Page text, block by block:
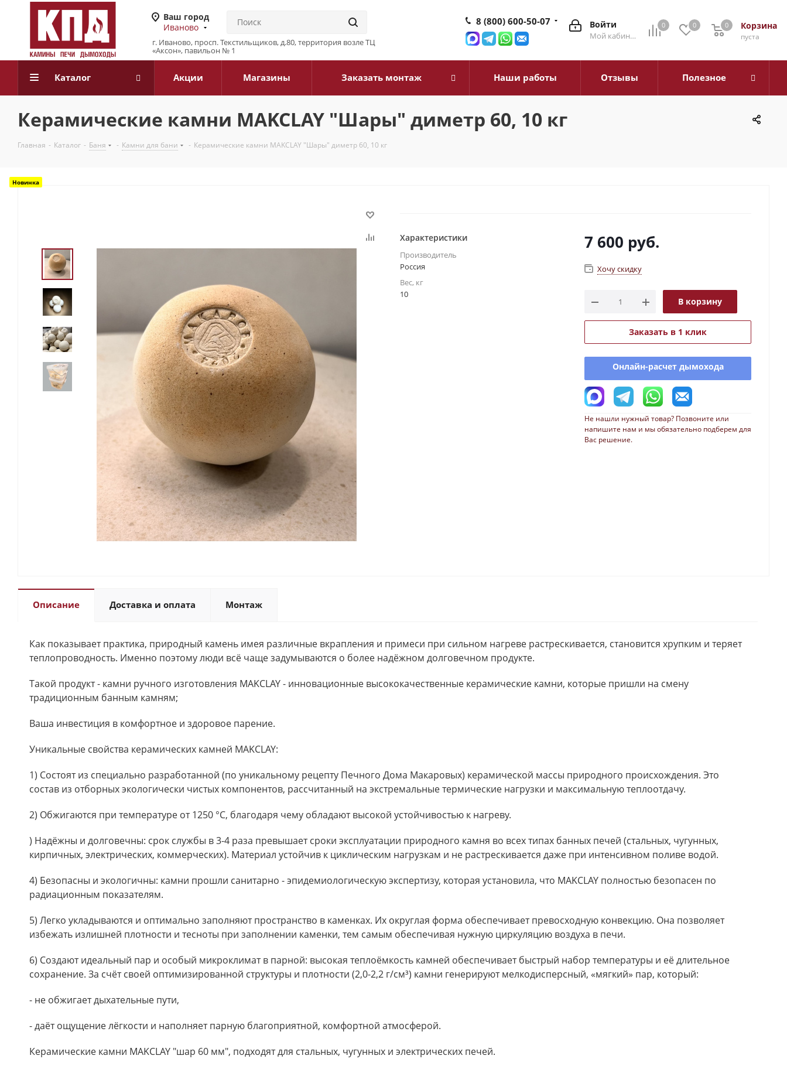
Ваш город
Иваново
г. Иваново, просп. Текстильщиков, д.80, территория возле ТЦ
«Аксон», павильон № 1
0 0 Корзина
0
пуста
0
Войти
Мой кабинет
8 (800) 600-50-07
Каталог Акции Магазины Заказать монтаж Наши работы Отзывы Полезное
Керамические камни MAKCLAY "Шары" диметр 60, 10 кг
Главная - Каталог - Баня - Камни для бани - Керамические камни MAKCLAY "Шары" диметр 60, 10 кг
Новинка
Характеристики
Производитель
Россия
Вес, кг
10
7 600 руб.
Хочу скидку
В корзину
Заказать в 1 клик
Онлайн-расчет дымохода
Не нашли нужный товар? Позвоните или
напишите нам и мы обязательно подберем для
Вас решение.
Описание Доставка и оплата Монтаж
Как показывает практика, природный камень имея различные вкрапления и примеси при сильном нагреве растрескивается, становится хрупким и теряет
теплопроводность. Именно поэтому люди всё чаще задумываются о более надёжном долговечном продукте.
Такой продукт - камни ручного изготовления MAKCLAY - инновационные высококачественные керамические камни, которые пришли на смену
традиционным банным камням;
Ваша инвестиция в комфортное и здоровое парение.
Уникальные свойства керамических камней MAKCLAY:
1) Состоят из специально разработанной (по уникальному рецепту Печного Дома Макаровых) керамической массы природного происхождения. Это
состав из отборных экологически чистых компонентов, рассчитанный на экстремальные термические нагрузки и максимальную теплоотдачу.
2) Обжигаются при температуре от 1250 °C, благодаря чему обладают высокой устойчивостью к нагреву.
) Надёжны и долговечны: срок службы в 3-4 раза превышает сроки эксплуатации природного камня во всех типах банных печей (стальных, чугунных,
кирпичных, электрических, коммерческих). Материал устойчив к циклическим нагрузкам и не растрескивается даже при интенсивном поливе водой.
4) Безопасны и экологичны: камни прошли санитарно - эпидемиологическую экспертизу, которая установила, что MAKCLAY полностью безопасен по
радиационным показателям.
5) Легко укладываются и оптимально заполняют пространство в каменках. Их округлая форма обеспечивает превосходную конвекцию. Она позволяет
избежать излишней плотности и тесноты при заполнении каменки, тем самым обеспечивая нужную циркуляцию воздуха в печи.
6) Создают идеальный пар и особый микроклимат в парной: высокая теплоёмкость камней обеспечивает быстрый набор температуры и её длительное
сохранение. За счёт своей оптимизированной структуры и плотности (2,0-2,2 г/см³) камни генерируют мелкодисперсный, «мягкий» пар, который:
- не обжигает дыхательные пути,
- даёт ощущение лёгкости и наполняет парную благоприятной, комфортной атмосферой.
Керамические камни MAKCLAY "шар 60 мм", подходят для стальных, чугунных и электрических печей.